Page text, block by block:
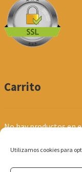
Utilizamos cookies para
Carrito
No hay productos en